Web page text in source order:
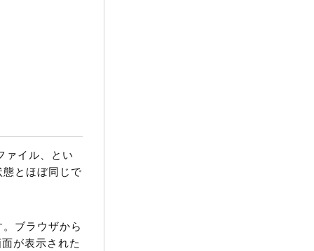
ァイル、とい
とほぼ同じで
ブラウザから
が表示された